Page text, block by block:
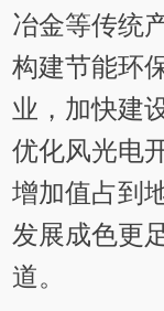
冶金等传统
构建节能环
业，加快建
优化风光电
增加值占到
发展成色更
道。